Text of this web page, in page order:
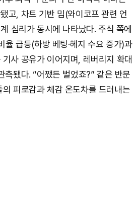
고, 차트 기반 밈(와이코프 관련 언
심리가 동시에 나타났다. 주식 쪽에
급등(하방 베팅·헤지 수요 증가)과
사 공유가 이어지며, 레버리지 확대
측됐다. “어쨌든 벌었죠?” 같은 반문
피로감과 체감 온도차를 드러내는